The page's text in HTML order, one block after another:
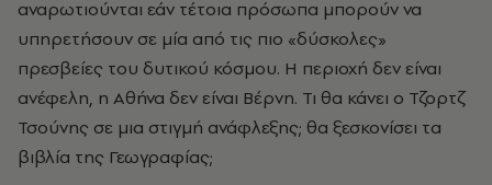
αναρωτιούνται εάν τέτοια πρόσωπα μπορούν να
υπηρετήσουν σε μία από τις πιο «δύσκολες»
πρεσβείες του δυτικού κόσμου. Η περιοχή δεν είναι
ανέφελη, η Αθήνα δεν είναι Βέρνη. Τι θα κάνει ο Τζορτζ
Τσούνης σε μια στιγμή ανάφλεξης; θα ξεσκονίσει τα
βιβλία της Γεωγραφίας;